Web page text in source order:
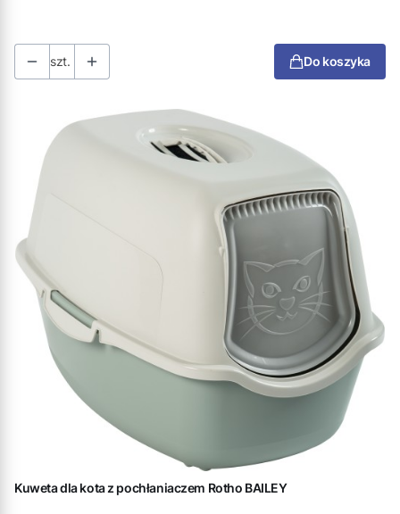
szt. Do koszyka
Kuweta dla kota z pochłaniaczem Rotho BAILEY